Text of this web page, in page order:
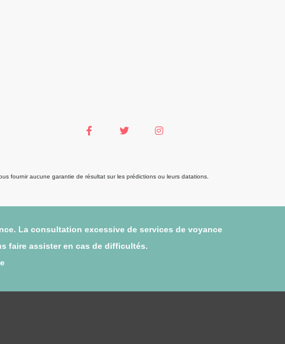
fournir aucune garantie de résultat sur les prédictions ou leurs datations.
La consultation excessive de services de voyance
faire assister en cas de difficultés.